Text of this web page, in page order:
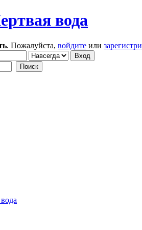
вода
. Пожалуйста, войдите или